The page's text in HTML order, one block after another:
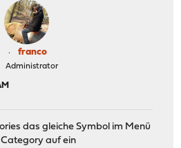
franco
Administrator
das gleiche Symbol im Menü
auf ein